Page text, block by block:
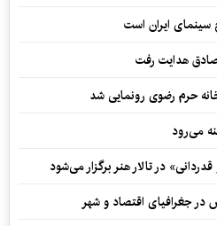
سینمای ایران است
هدایت رفت
حرم رضوی رونمایی شد
می‌رود
در تالار هنر برگزار می‌شود
جغرافیای اقتصاد و شهر